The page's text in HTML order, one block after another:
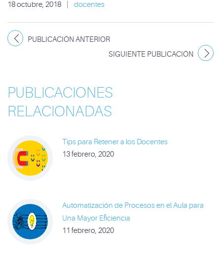
18 octubre, 2018
docentes
PUBLICACIÓN ANTERIOR
SIGUIENTE PUBLICACIÓN
PUBLICACIONES
RELACIONADAS
Tips para Retener a los Docentes
13 febrero, 2020
Automatización de Procesos en el Aula para
Una Mayor Eficiencia
11 febrero, 2020